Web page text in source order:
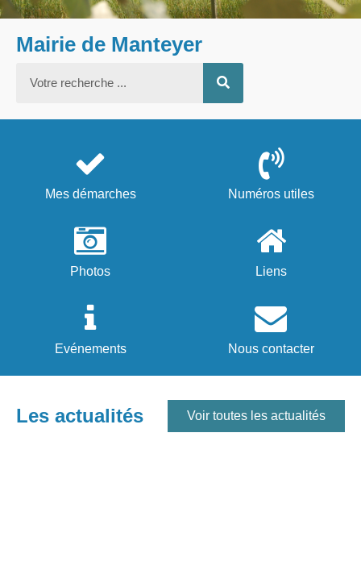
Mairie de Manteyer
Mes démarches Numéros utiles
Photos Liens
Evénements Nous contacter
Les actualités Voir toutes les actualités